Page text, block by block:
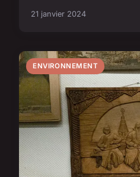
21 janvier 2024
ENVIRONNEMENT